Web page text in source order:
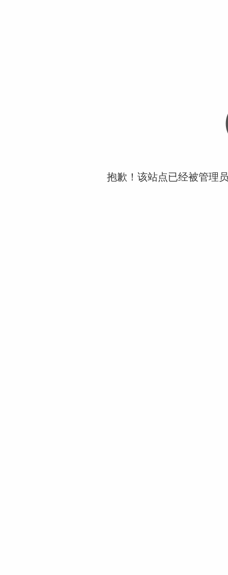
抱歉！该站点已经被管理